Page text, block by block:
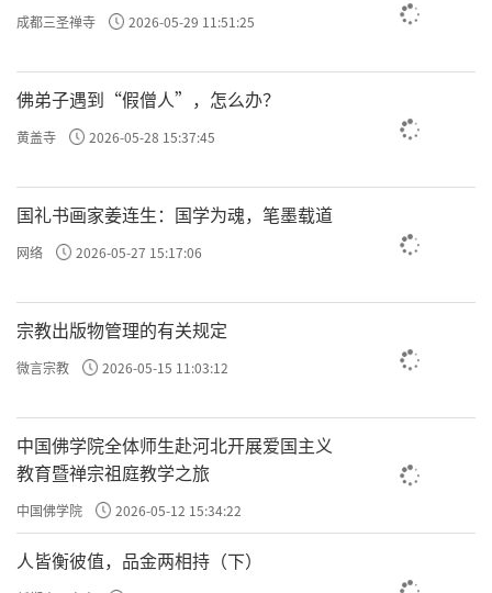
诸法的空性、无常性，断除众生的三毒五欲，
慧眼来看，诸法不仅没有真实的去来的现象，
也没有真实的生灭的现象，诸法从根本上说没
相而已。破除了邪知邪见，见到了诸法实相，
就超越了生死轮回，获得了究竟解脱。
唯识宗因强调没有心外独立之境，主张三
界唯心万法唯识而得名。又因剖析一切事物
玄奘大师和弟子窥基住持大慈恩寺创立宗派而
称为慈恩宗。法相宗创始人玄奘曾大师游学印
度17年，回国后翻译了瑜伽系经典，并糅译了
《成唯识论》，奠定了法相宗的理论基础。其
成都三圣禅寺 2026-05-29 11:51:25
佛弟子遇到“假僧人”，怎么办？
黄盖寺 2026-05-28 15:37:45
国礼书画家姜连生：国学为魂，笔墨载道
网络 2026-05-27 15:17:06
宗教出版物管理的有关规定
微言宗教 2026-05-15 11:03:12
中国佛学院全体师生赴河北开展爱国主义
教育暨禅宗祖庭教学之旅
中国佛学院 2026-05-12 15:34:22
人皆衡彼值，品金两相持（下）